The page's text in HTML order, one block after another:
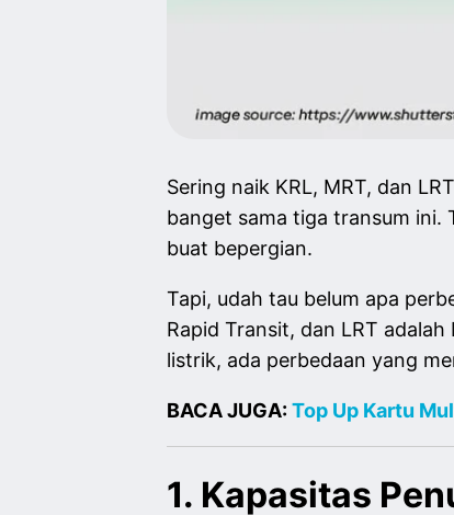
Sering naik KRL, MRT, dan
banget sama tiga transum ini.
buat bepergian.
Tapi, udah tau belum apa
Rapid Transit, dan LRT
listrik, ada perbedaan yang
BACA JUGA: Top Up Kartu
1. Kapasitas